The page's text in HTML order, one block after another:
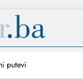
putevi